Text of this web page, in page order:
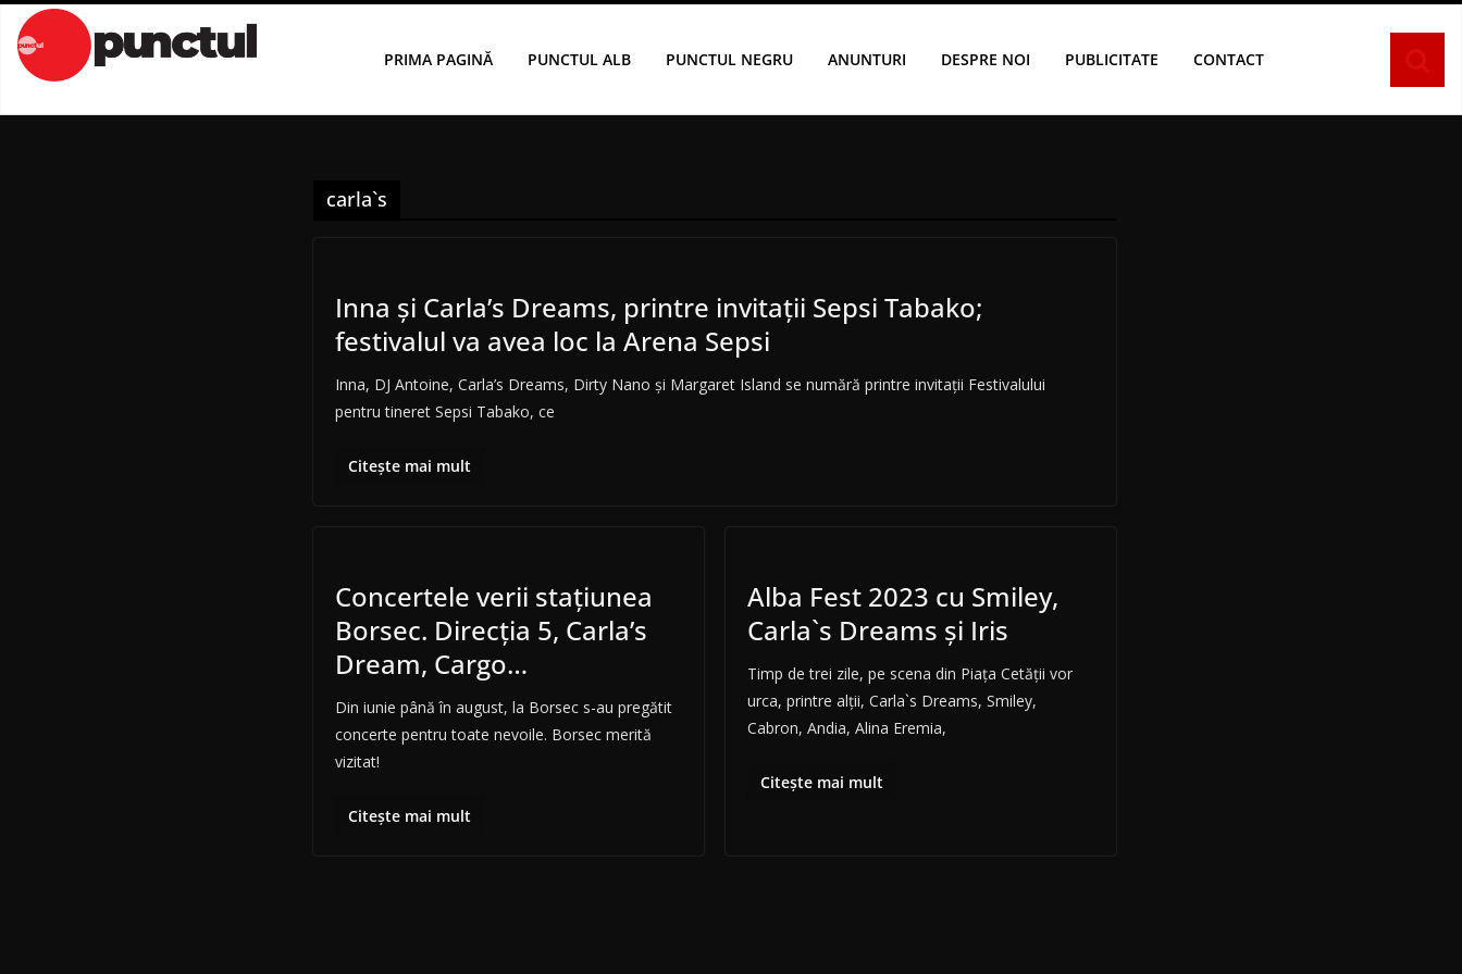
Sari
conținut
PRIMA PAGINĂ PUNCTUL ALB PUNCTUL NEGRU ANUNTURI DESPRE NOI PUBLICITATE CONTACT
carla`s
Inna şi Carla’s Dreams, printre invitaţii Sepsi Tabako;
festivalul va avea loc la Arena Sepsi
Inna, DJ Antoine, Carla’s Dreams, Dirty Nano şi Margaret Island se numără printre invitaţii Festivalului
pentru tineret Sepsi Tabako, ce
Citește mai mult
Concertele verii stațiunea
Borsec. Direcția 5, Carla’s
Dream, Cargo…
Din iunie până în august, la Borsec s-au pregătit
concerte pentru toate nevoile. Borsec merită
vizitat!
Citește mai mult
Alba Fest 2023 cu Smiley,
Carla`s Dreams și Iris
Timp de trei zile, pe scena din Piața Cetății vor
urca, printre alții, Carla`s Dreams, Smiley,
Cabron, Andia, Alina Eremia,
Citește mai mult